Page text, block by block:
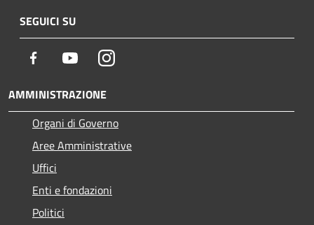
SEGUICI SU
Facebook YoutubeInstagram
AMMINISTRAZIONE
Organi di Governo
Aree Amministrative
Uffici
Enti e fondazioni
Politici